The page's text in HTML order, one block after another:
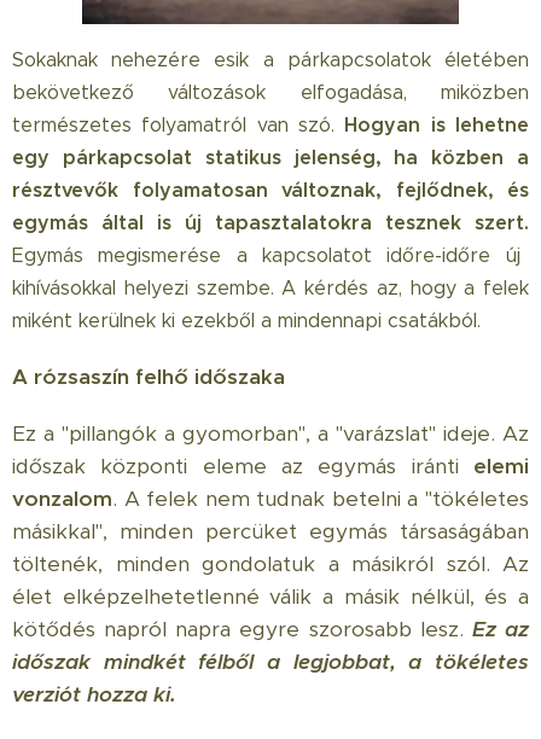
Sokaknak nehezére esik a párkapcsolatok életében
bekövetkező változások elfogadása, miközben
természetes folyamatról van szó. Hogyan is lehetne
egy párkapcsolat statikus jelenség, ha közben a
résztvevők folyamatosan változnak, fejlődnek, és
egymás által is új tapasztalatokra tesznek szert.
Egymás megismerése a kapcsolatot időre-időre új
kihívásokkal helyezi szembe. A kérdés az, hogy a felek
miként kerülnek ki ezekből a mindennapi csatákból.
A rózsaszín felhő időszaka
Ez a "pillangók a gyomorban", a "varázslat" ideje. Az
időszak központi eleme az egymás iránti elemi
vonzalom. A felek nem tudnak betelni a "tökéletes
másikkal", minden percüket egymás társaságában
töltenék, minden gondolatuk a másikról szól. Az
élet elképzelhetetlenné válik a másik nélkül, és a
kötődés napról napra egyre szorosabb lesz. Ez az
időszak mindkét félből a legjobbat, a tökéletes
verziót hozza ki.